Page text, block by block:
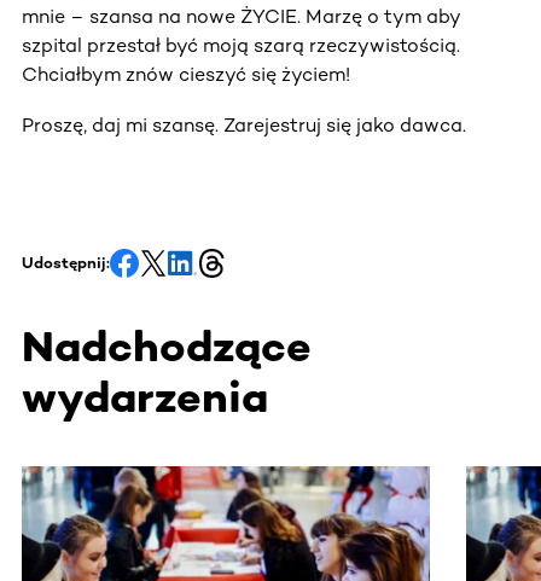
mnie – szansa na nowe ŻYCIE. Marzę o tym aby
szpital przestał być moją szarą rzeczywistością.
Chciałbym znów cieszyć się życiem!
Proszę, daj mi szansę. Zarejestruj się jako dawca.
Udostępnij:
Nadchodzące
wydarzenia
Ta sekcja zawiera treści przewijane w poziomie. Użyj